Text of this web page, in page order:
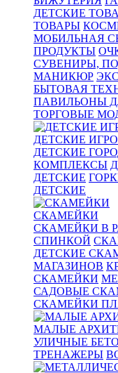
ДЕТСКИЕ
ТОВАРЫ
МОБИЛЬНАЯ
ПРОДУКТЫ
СУВЕНИРЫ,
МАНИКЮР
БЫТОВАЯ
ПАВИЛЬОНЫ
ТОРГОВЫЕ
ДЕТСКИЕ
ДЕТСКИЕ
КОМПЛЕКСЫ
ДЕТСКИЕ
ДЕТСКИЕ
СКАМЕЙКИ
СКАМЕЙКИ В
СПИНКОЙ
ДЕТСКИЕ
МАГАЗИНОВ
СКАМЕЙКИ
САДОВЫЕ
СКАМЕЙКИ
МАЛЫЕ
УЛИЧНЫЕ
ТРЕНАЖЕРЫ